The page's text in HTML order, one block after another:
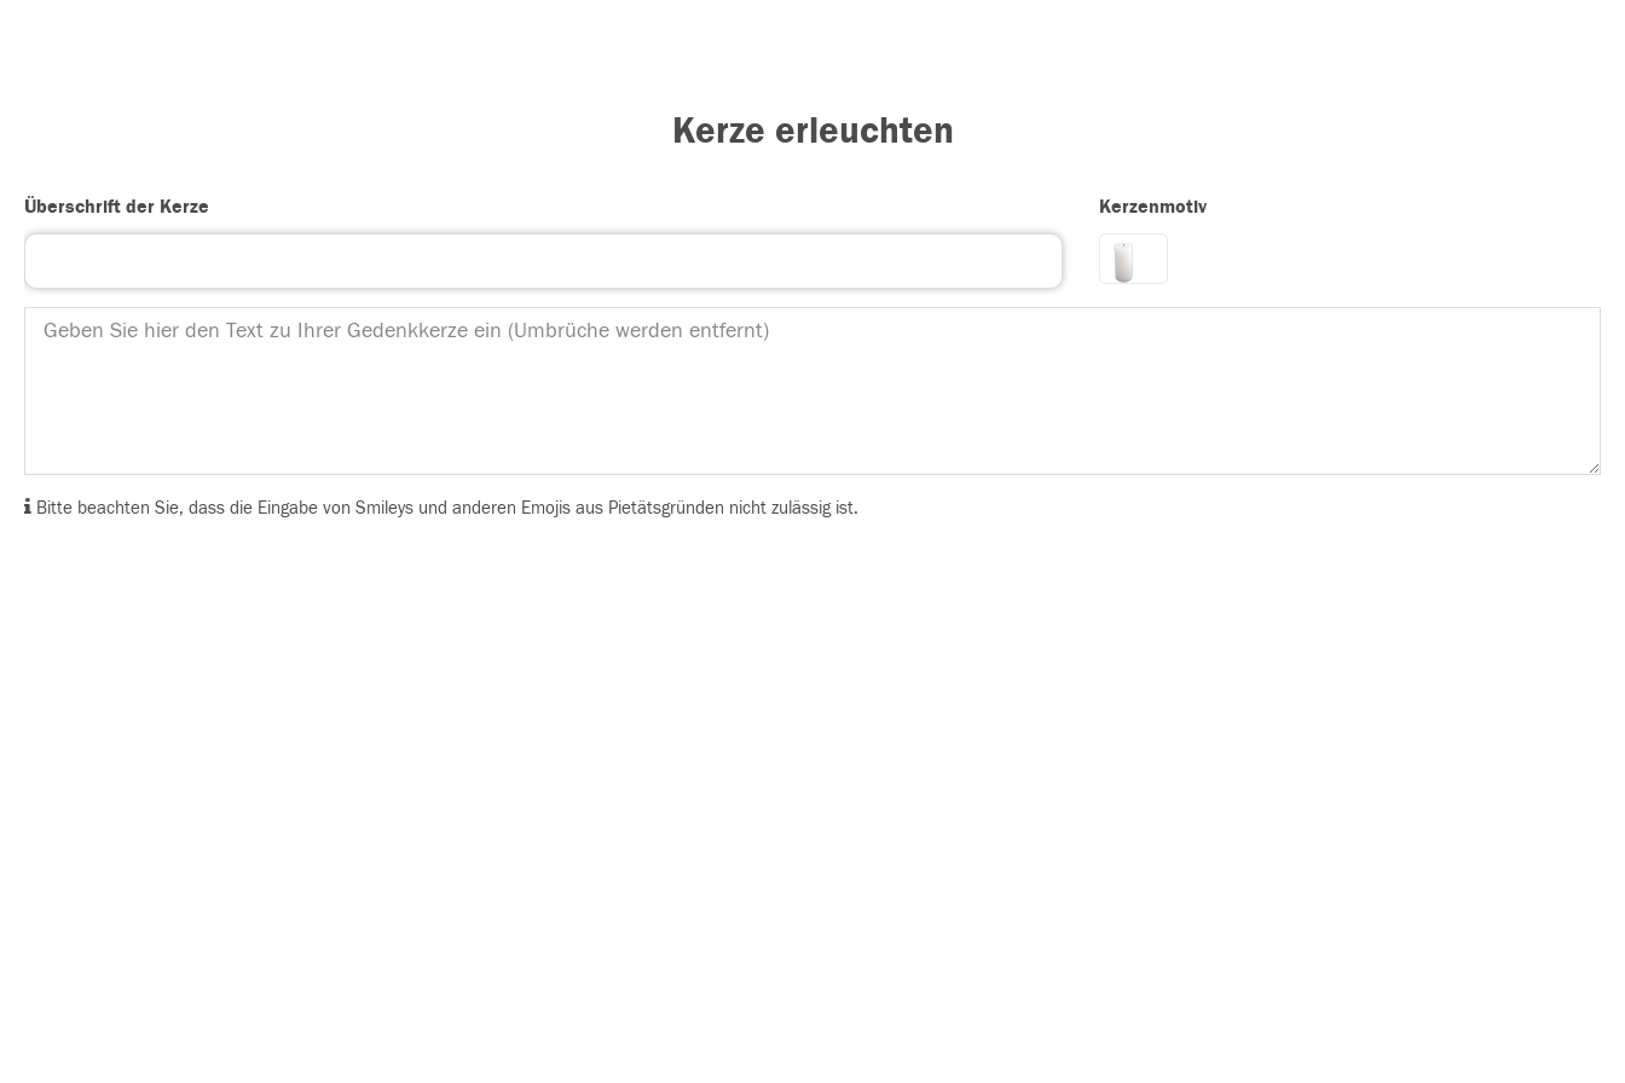
Kerze erleuchten
Überschrift der Kerze Kerzenmotiv
Bitte beachten Sie, dass die Eingabe von Smileys und anderen Emojis aus Pietätsgründen nicht zulässig ist.